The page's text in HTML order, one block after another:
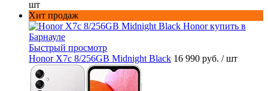
шт
Хит продаж
Быстрый просмотр
Honor X7c 8/256GB Midnight Black 16 990 руб. / шт